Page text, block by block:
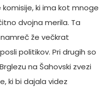
ki ima kot mnoge
dvojna merila. Ta
že večkrat
politikov. Pri drugih so
na Šahovski zvezi
ki bi dajala videz